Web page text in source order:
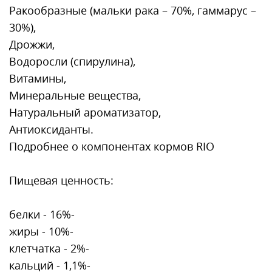
Ракообразные (мальки рака – 70%, гаммарус –
30%),
Дрожжи,
Водоросли (спирулина),
Витамины,
Минеральные вещества,
Натуральный ароматизатор,
Антиоксиданты.
Подробнее о компонентах кормов RIO
Пищевая ценность:
белки - 16%-
жиры - 10%-
клетчатка - 2%-
кальций - 1,1%-